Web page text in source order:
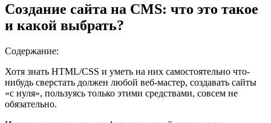
Создание сайта на CMS: что это такое
и какой выбрать?
Содержание:
Хотя знать HTML/CSS и уметь на них самостоятельно что-
нибудь сверстать должен любой веб-мастер, создавать сайты
«с нуля», пользуясь только этими средствами, совсем не
обязательно.